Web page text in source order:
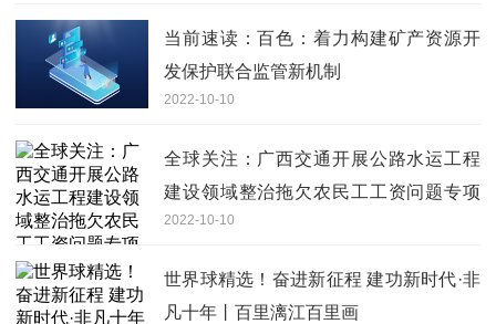
当前速读：百色：着力构建矿产资源开
发保护联合监管新机制
2022-10-10
全球关注：广西交通开展公路水运工程
建设领域整治拖欠农民工工资问题专项
行动
2022-10-10
世界球精选！奋进新征程 建功新时代·非
凡十年丨百里漓江百里画